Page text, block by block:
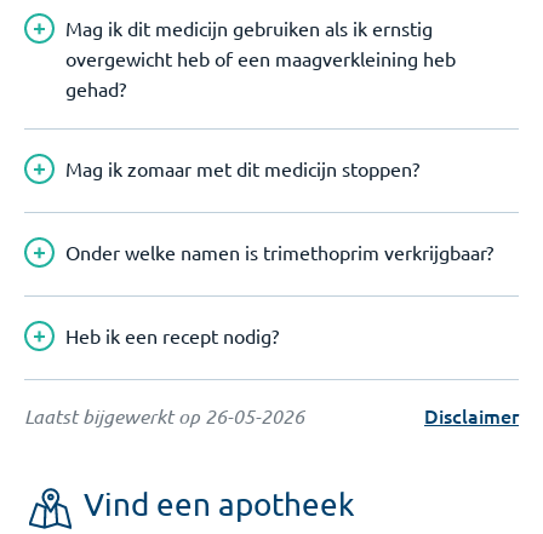
Mag ik dit medicijn gebruiken als ik ernstig
overgewicht heb of een maagverkleining heb
gehad?
Mag ik zomaar met dit medicijn stoppen?
Onder welke namen is trimethoprim verkrijgbaar?
Heb ik een recept nodig?
Laatst bijgewerkt op 26-05-2026 Disclaimer
Vind een apotheek